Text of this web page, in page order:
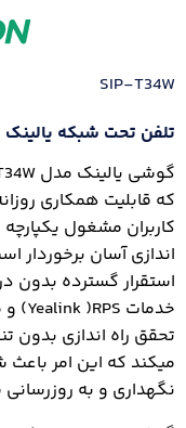
SIP-T34W
تلفن تحت شبکه یالینک
که قابلیت همکاری
کاربران مشغول
استقرار گسترده بدون
تحقق راه اندازی بدون
میکند که این امر
نگهداری و به